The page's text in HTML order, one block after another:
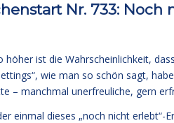
Nr. 733: Noch
ist die Wahrscheinlichkeit,
wie man so schön sagt,
– manchmal unerfreuliche, gern
einmal dieses „noch nicht erlebt“-